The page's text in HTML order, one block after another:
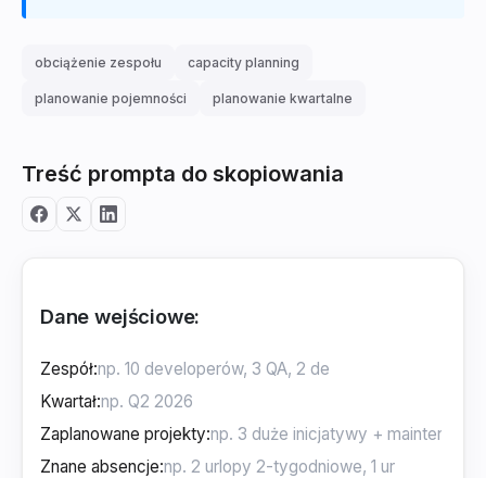
obciążenie zespołu capacity planning
planowanie pojemności planowanie kwartalne
Treść prompta do skopiowania
Dane wejściowe:
Zespół:
Kwartał:
Zaplanowane projekty:
Znane absencje: